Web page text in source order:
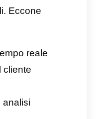
e di assistenza
un alto
che
comunicazione
attraverso
Olark.